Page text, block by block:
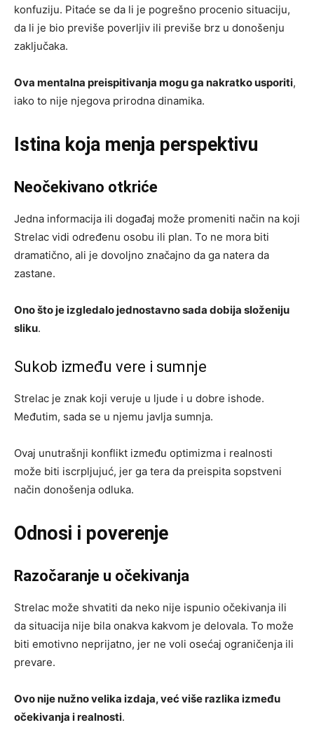
konfuziju. Pitaće se da li je pogrešno procenio situaciju,
da li je bio previše poverljiv ili previše brz u donošenju
zaključaka.
Ova mentalna preispitivanja mogu ga nakratko usporiti,
iako to nije njegova prirodna dinamika.
Istina koja menja perspektivu
Neočekivano otkriće
Jedna informacija ili događaj može promeniti način na koji
Strelac vidi određenu osobu ili plan. To ne mora biti
dramatično, ali je dovoljno značajno da ga natera da
zastane.
Ono što je izgledalo jednostavno sada dobija složeniju
sliku.
Sukob između vere i sumnje
Strelac je znak koji veruje u ljude i u dobre ishode.
Međutim, sada se u njemu javlja sumnja.
Ovaj unutrašnji konflikt između optimizma i realnosti
može biti iscrpljujuć, jer ga tera da preispita sopstveni
način donošenja odluka.
Odnosi i poverenje
Razočaranje u očekivanja
Strelac može shvatiti da neko nije ispunio očekivanja ili
da situacija nije bila onakva kakvom je delovala. To može
biti emotivno neprijatno, jer ne voli osećaj ograničenja ili
prevare.
Ovo nije nužno velika izdaja, već više razlika između
očekivanja i realnosti.